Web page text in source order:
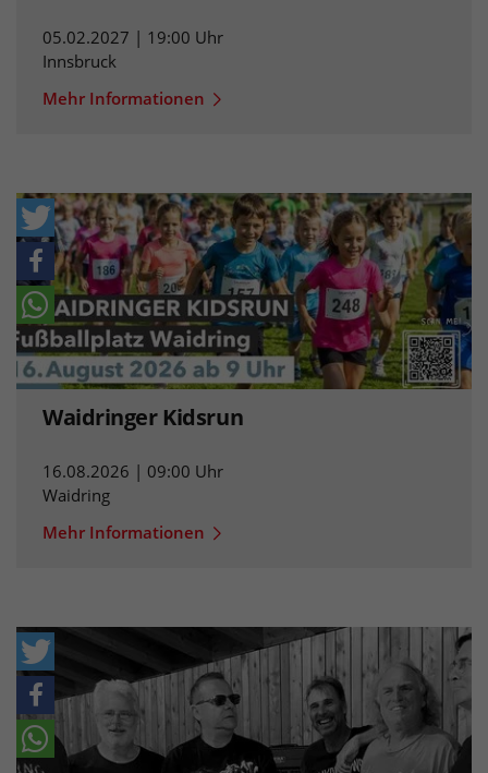
05.02.2027 | 19:00 Uhr
Innsbruck
Mehr Informationen
Waidringer Kidsrun
16.08.2026 | 09:00 Uhr
Waidring
Mehr Informationen